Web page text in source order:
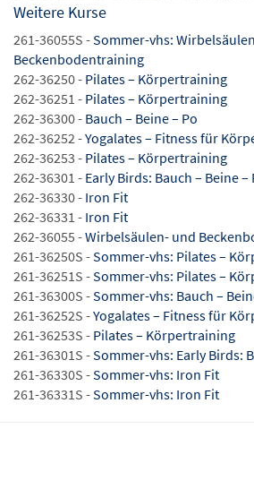
Weitere Kurse
261-36055S -Sommer-vhs:
Beckenbodentraining
262-36250 - Pilates – Körpertraining
262-36251 - Pilates – Körpertraining
262-36300 - Bauch – Beine – Po
262-36252 -Yogalates – Fitness für
262-36253 - Pilates – Körpertraining
262-36301 - Early Birds: Bauch – Beine –
262-36330 - Iron Fit
262-36331 - Iron Fit
262-36055 -Wirbelsäulen- und
261-36250S -Sommer-vhs: Pilates –
261-36251S -Sommer-vhs: Pilates –
261-36300S -Sommer-vhs: Bauch –
261-36252S -Yogalates – Fitness für
261-36253S - Pilates – Körpertraining
261-36301S -Sommer-vhs: Early Birds:
261-36330S -Sommer-vhs: Iron Fit
261-36331S -Sommer-vhs: Iron Fit